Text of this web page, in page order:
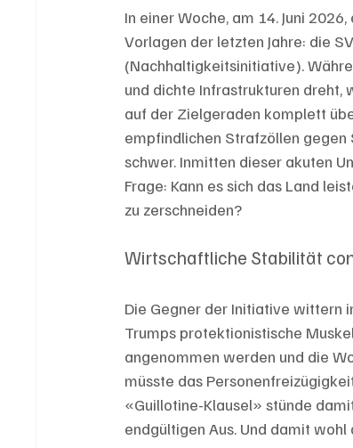
In einer Woche, am 14. Juni
Vorlagen der letzten Jahre: die
(Nachhaltigkeitsinitiative).
und dichte Infrastrukturen dreht,
auf der Zielgeraden komplett
empfindlichen Strafzöllen
schwer. Inmitten dieser akuten
Frage: Kann es sich das Land
zu zerschneiden?
Wirtschaftliche Stabilität
Die Gegner der Initiative wittern
Trumps protektionistische
angenommen werden und die
müsste das
«Guillotine-Klausel» stünde
endgültigen Aus. Und damit